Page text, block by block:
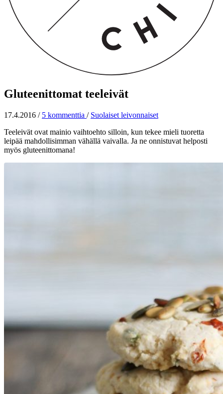
Gluteenittomat teeleivät
17.4.2016 / 5 kommenttia / Suolaiset leivonnaiset
Teeleivät ovat mainio vaihtoehto silloin, kun tekee mieli tuoretta
leipää mahdollisimman vähällä vaivalla. Ja ne onnistuvat helposti
myös gluteenittomana!